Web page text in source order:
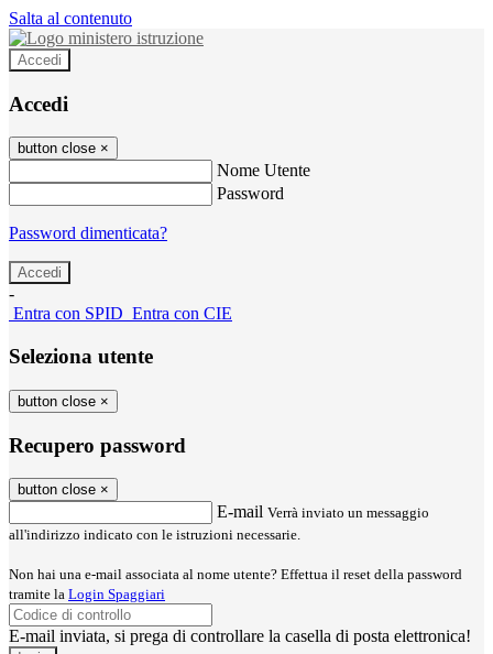
Salta al contenuto
Accedi
Accedi
button close ×
Nome Utente
Password
Password dimenticata?
-
Entra con SPID Entra con CIE
Seleziona utente
button close ×
Recupero password
button close ×
E-mail Verrà inviato un messaggio
all'indirizzo indicato con le istruzioni necessarie.
Non hai una e-mail associata al nome utente? Effettua il reset della password
tramite la Login Spaggiari
E-mail inviata, si prega di controllare la casella di posta elettronica!